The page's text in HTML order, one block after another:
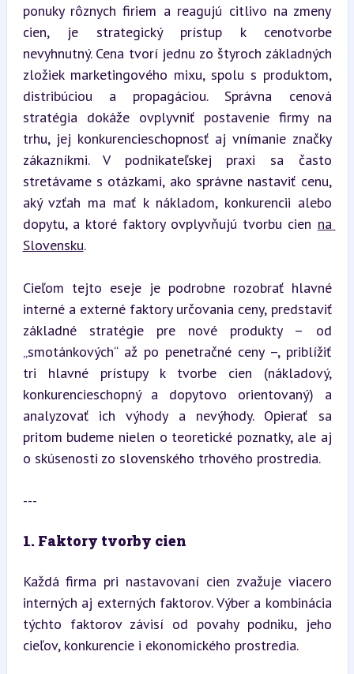
ponuky rôznych firiem a reagujú citlivo na zmeny
cien, je strategický prístup k cenotvorbe
nevyhnutný. Cena tvorí jednu zo štyroch základných
zložiek marketingového mixu, spolu s produktom,
distribúciou a propagáciou. Správna cenová
stratégia dokáže ovplyvniť postavenie firmy na
trhu, jej konkurencieschopnosť aj vnímanie značky
zákazníkmi. V podnikateľskej praxi sa často
stretávame s otázkami, ako správne nastaviť cenu,
aký vzťah ma mať k nákladom, konkurencii alebo
dopytu, a ktoré faktory ovplyvňujú tvorbu cien na
Slovensku.
Cieľom tejto eseje je podrobne rozobrať hlavné
interné a externé faktory určovania ceny, predstaviť
základné stratégie pre nové produkty – od
„smotánkových“ až po penetračné ceny –, priblížiť
tri hlavné prístupy k tvorbe cien (nákladový,
konkurencieschopný a dopytovo orientovaný) a
analyzovať ich výhody a nevýhody. Opierať sa
pritom budeme nielen o teoretické poznatky, ale aj
o skúsenosti zo slovenského trhového prostredia.
---
1. Faktory tvorby cien
Každá firma pri nastavovaní cien zvažuje viacero
interných aj externých faktorov. Výber a kombinácia
týchto faktorov závisí od povahy podniku, jeho
cieľov, konkurencie i ekonomického prostredia.